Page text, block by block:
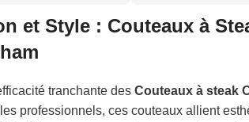
et Style : Couteaux à
tranchante desCouteaux à steak
professionnels, ces couteaux allient